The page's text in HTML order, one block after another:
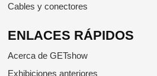
Cables y conectores
ENLACES RÁPIDOS
Acerca de GETshow
Exhibiciones anteriores